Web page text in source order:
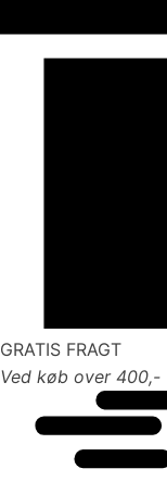
GRATIS FRAGT
Ved køb over 400,-